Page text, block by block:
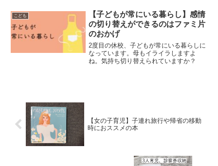
こども
【子どもが常にいる暮らし】感情
の切り替えができるのはファミ片
のおかげ
2度目の休校、子どもが常にいる暮らしに
なっています。母もイライラしますよ
ね。気持ち切り替えられていますか？
【女の子育児】子連れ旅行や帰省の移動
時におススメの本